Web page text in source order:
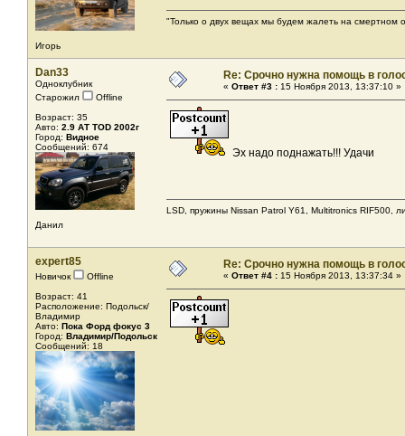
Игорь
"Только о двух вещах мы будем жалеть на
Dan33
Одноклубник
Старожил
Offline
Возраст: 35
Авто: 2.9 АТ TOD 2002г
Город: Видное
Сообщений: 674
Данил
Re: Срочно нужна помощь в
« Ответ #3 : 15 Ноября 2013, 13:37:10 »
Эх надо поднажать!!! Удачи
LSD, пружины Nissan Patrol Y61, Multitronics RIF500,
expert85
Новичок
Offline
Возраст: 41
Расположение: Подольск/
Владимир
Авто: Пока Форд фокус 3
Город: Владимир/Подольск
Сообщений: 18
Re: Срочно нужна помощь в
« Ответ #4 : 15 Ноября 2013, 13:37:34 »